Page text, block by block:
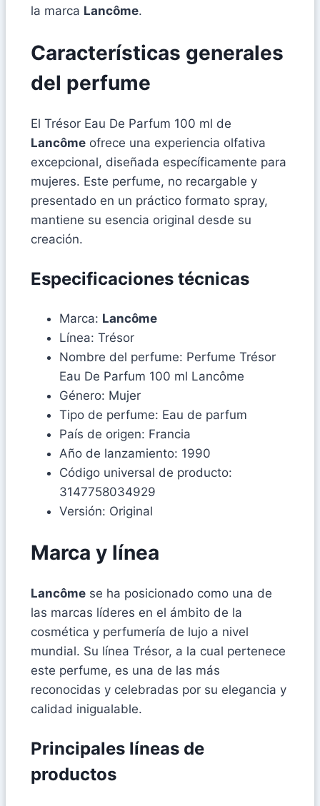
la marca Lancôme.
Características generales
del perfume
El Trésor Eau De Parfum 100 ml de
Lancôme ofrece una experiencia olfativa
excepcional, diseñada específicamente para
mujeres. Este perfume, no recargable y
presentado en un práctico formato spray,
mantiene su esencia original desde su
creación.
Especificaciones técnicas
Marca: Lancôme
Línea: Trésor
Nombre del perfume: Perfume Trésor
Eau De Parfum 100 ml Lancôme
Género: Mujer
Tipo de perfume: Eau de parfum
País de origen: Francia
Año de lanzamiento: 1990
Código universal de producto:
3147758034929
Versión: Original
Marca y línea
Lancôme se ha posicionado como una de
las marcas líderes en el ámbito de la
cosmética y perfumería de lujo a nivel
mundial. Su línea Trésor, a la cual pertenece
este perfume, es una de las más
reconocidas y celebradas por su elegancia y
calidad inigualable.
Principales líneas de
productos